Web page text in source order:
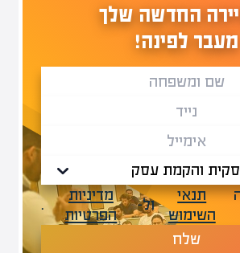
החדשה שלך
מעבר לפינה!
תנאי
השימוש
ול-
מדיניות
הפרטיות
.
שלח